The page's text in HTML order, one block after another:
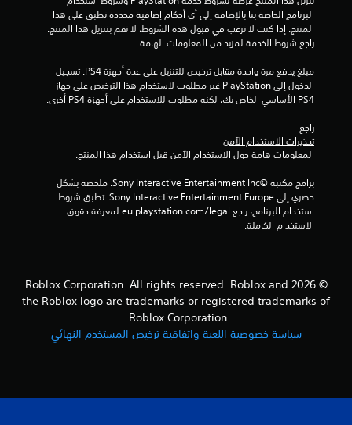
راجع شروط الخدمة لمزيد من المعلومات الهامة.
PS4 الأساسي الخاص بك، لكنه مطلوب للاستخدام على أجهزة PS4 أخرى.
راجع
تحذيرات الاستخدام الآمن
الاستخدام الكاملة.
© 2026 Roblox Corporation. All rights reserved. Roblox and
the Roblox logo are trademarks or registered trademarks of
Roblox Corporation.
سياسة خصوصية اللعبة واتفاقية ترخيص المستخدم النهائي